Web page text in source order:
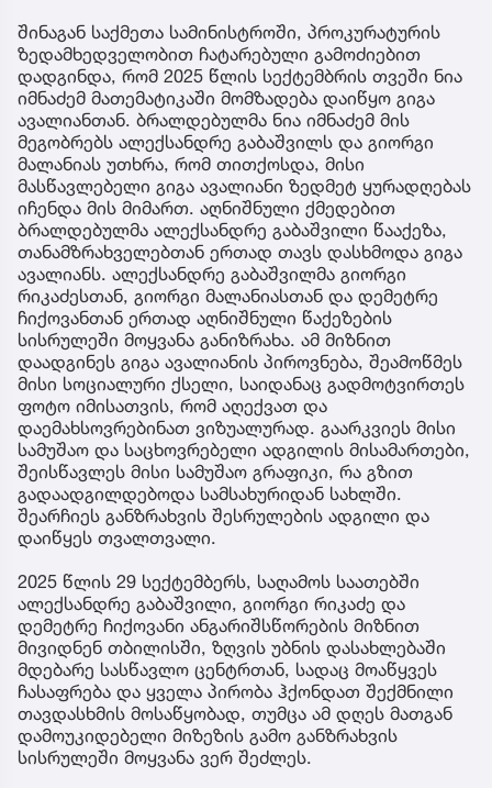
შინაგან საქმეთა სამინისტროში, პროკურატურის
ზედამხედველობით ჩატარებული გამოძიებით
დადგინდა, რომ 2025 წლის სექტემბრის თვეში ნია
იმნაძემ მათემატიკაში მომზადება დაიწყო გიგა
ავალიანთან. ბრალდებულმა ნია იმნაძემ მის
მეგობრებს ალექსანდრე გაბაშვილს და გიორგი
მალანიას უთხრა, რომ თითქოსდა, მისი
მასწავლებელი გიგა ავალიანი ზედმეტ ყურადღებას
იჩენდა მის მიმართ. აღნიშნული ქმედებით
ბრალდებულმა ალექსანდრე გაბაშვილი წააქეზა,
თანამზრახველებთან ერთად თავს დასხმოდა გიგა
ავალიანს. ალექსანდრე გაბაშვილმა გიორგი
რიკაძესთან, გიორგი მალანიასთან და დემეტრე
ჩიქოვანთან ერთად აღნიშნული წაქეზების
სისრულეში მოყვანა განიზრახა. ამ მიზნით
დაადგინეს გიგა ავალიანის პიროვნება, შეამოწმეს
მისი სოციალური ქსელი, საიდანაც გადმოტვირთეს
ფოტო იმისათვის, რომ აღექვათ და
დაემახსოვრებინათ ვიზუალურად. გაარკვიეს მისი
სამუშაო და საცხოვრებელი ადგილის მისამართები,
შეისწავლეს მისი სამუშაო გრაფიკი, რა გზით
გადაადგილდებოდა სამსახურიდან სახლში.
შეარჩიეს განზრახვის შესრულების ადგილი და
დაიწყეს თვალთვალი.
2025 წლის 29 სექტემბერს, საღამოს საათებში
ალექსანდრე გაბაშვილი, გიორგი რიკაძე და
დემეტრე ჩიქოვანი ანგარიშსწორების მიზნით
მივიდნენ თბილისში, ზღვის უბნის დასახლებაში
მდებარე სასწავლო ცენტრთან, სადაც მოაწყვეს
ჩასაფრება და ყველა პირობა ჰქონდათ შექმნილი
თავდასხმის მოსაწყობად, თუმცა ამ დღეს მათგან
დამოუკიდებელი მიზეზის გამო განზრახვის
სისრულეში მოყვანა ვერ შეძლეს.